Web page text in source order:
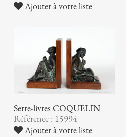
Ajouter à votre liste
Serre-livres COQUELIN
Référence : 15994
Ajouter à votre liste